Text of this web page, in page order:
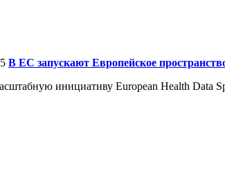
В ЕС запускают Европейское
инициативу European Health